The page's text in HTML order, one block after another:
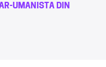
UMANISTA DIN